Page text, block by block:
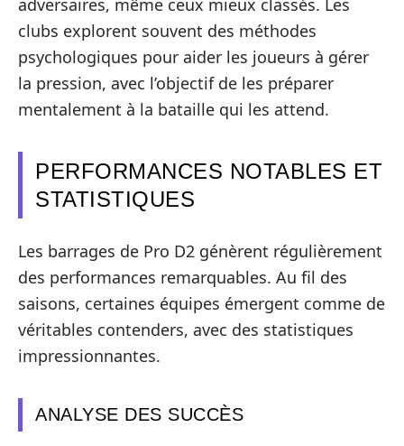
clubs explorent souvent des méthodes
psychologiques pour aider les joueurs à gérer
la pression, avec l’objectif de les préparer
mentalement à la bataille qui les attend.
PERFORMANCES NOTABLES ET
STATISTIQUES
Les barrages de Pro D2 génèrent régulièrement
des performances remarquables. Au fil des
saisons, certaines équipes émergent comme de
véritables contenders, avec des statistiques
impressionnantes.
ANALYSE DES SUCCÈS